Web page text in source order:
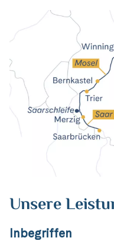
Unsere
Inbegriffen